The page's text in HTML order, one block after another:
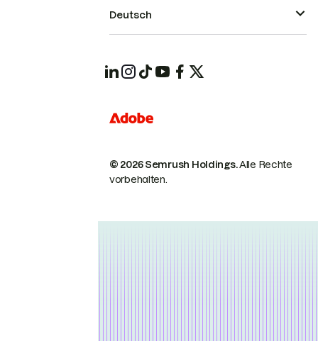
© 2026 Semrush Holdings.Alle Rechte
vorbehalten.
Deutsch